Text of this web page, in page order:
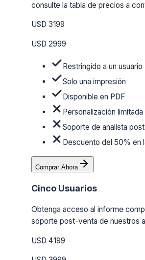
consulte la tabla de precios a
USD 3199
USD 2999
Restringido a un usuario
Solo una impresión
Disponible en PDF
Personalización
Soporte de analista
Descuento del 50% en
Comprar Ahora
Cinco Usuarios
Obtenga acceso al informe
soporte post-venta de nuestros
USD 4199